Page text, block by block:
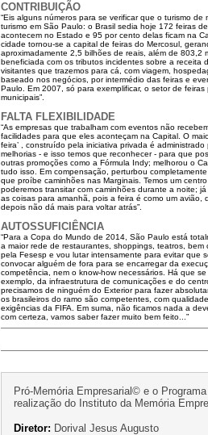
CONTRIBUIÇÃO
“Eis alguns números para se verificar que o turismo
turismo em São Paulo: o Brasil sedia hoje 172 feiras
acontecem no Estado e 95 por cento delas ficam na
cidade tornou-se a capital de feiras do Mercosul,
aproximadamente 2,5 bilhões de reais, além de 803,2
beneficiada com os tributos incidentes sobre a
visitantes que trazemos para cá, com viagem,
baseado nos negócios, por intermédio das feiras e
Paulo. Em 2007, só para exemplificar, o setor de
municipais”.
FALTA FLEXIBILIDADE
“As empresas que trabalham com eventos não
facilidades para que eles aconteçam na Capital. O
feira’ , construído pela iniciativa privada é
melhorias - e isso temos que reconhecer - para que
outras promoções como a Fórmula Indy; melhorou o
tudo isso. Em compensação, perturbou
que proíbe caminhões nas Marginais. Temos um
poderemos transitar com caminhões durante a noite;
as coisas para amanhã, pois a feira é como um
depois não dá mais para voltar atrás”.
AUTOSSUFICIÊNCIA
“Para a Copa do Mundo de 2014, São Paulo está
a maior rede de restaurantes, shoppings, teatros,
pela Fesesp e vou lutar intensamente para evitar que
convocar alguém de fora para se encarregar da
competência, nem o know-how necessários. Há que
exemplo, da infraestrutura de comunicações e do
precisamos de ninguém do Exterior para fazer
os brasileiros do ramo são competentes, com
exigências da FIFA. Em suma, não ficamos nada a
com certeza, vamos saber fazer muito bem feito...”
Pró-Memória Empresarial© e o
realização do Instituto da Memória
Diretor: Dorival Jesus Augusto